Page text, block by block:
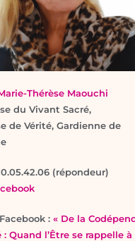
Thérèse Maouchi
du Vivant Sacré,
de Vérité, Gardienne de
(répondeur)
:« De la
: Quand l’Être se rappelle